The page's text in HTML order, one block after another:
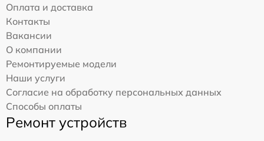
Оплата и доставка
Контакты
Вакансии
О компании
Ремонтируемые модели
Наши услуги
Согласие на обработку персональных данных
Способы оплаты
Ремонт устройств